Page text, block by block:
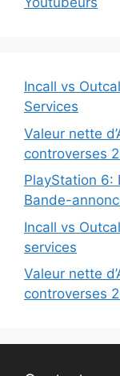
Incall vs
Services
Valeur nette
controverses
PlayStation 6:
Bande-
Incall vs
services
Valeur nette
controverses